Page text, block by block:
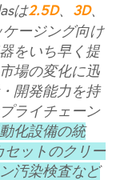
は2.5D、 3D、
ージング向け
をいち早く提
場の変化に迅
開発能力を持
ライチェーン
化設備の統
セットのクリー
汚染検査など